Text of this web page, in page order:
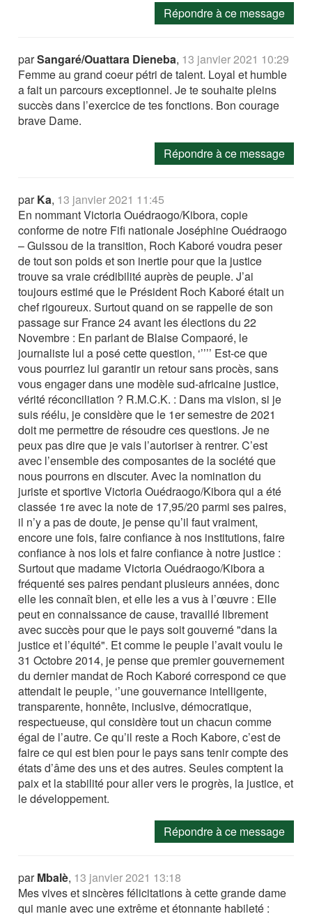
Répondre à ce message
parSangaré/Ouattara Dieneba, 13 janvier 2021 10:29
Femme au grand coeur pétri de talent. Loyal et humble
a fait un parcours exceptionnel. Je te souhaite pleins
succès dans l’exercice de tes fonctions. Bon courage
brave Dame.
Répondre à ce message
parKa, 13 janvier 2021 11:45
En nommant Victoria Ouédraogo/Kibora, copie
conforme de notre Fifi nationale Joséphine Ouédraogo
– Guissou de la transition, Roch Kaboré voudra peser
de tout son poids et son inertie pour que la justice
trouve sa vraie crédibilité auprès de peuple. J’ai
toujours estimé que le Président Roch Kaboré était un
chef rigoureux. Surtout quand on se rappelle de son
passage sur France 24 avant les élections du 22
Novembre : En parlant de Blaise Compaoré, le
journaliste lui a posé cette question, ‘’’’’ Est-ce que
vous pourriez lui garantir un retour sans procès, sans
vous engager dans une modèle sud-africaine justice,
vérité réconciliation ? R.M.C.K. : Dans ma vision, si je
suis réélu, je considère que le 1er semestre de 2021
doit me permettre de résoudre ces questions. Je ne
peux pas dire que je vais l’autoriser à rentrer. C’est
avec l’ensemble des composantes de la société que
nous pourrons en discuter. Avec la nomination du
juriste et sportive Victoria Ouédraogo/Kibora qui a été
classée 1re avec la note de 17,95/20 parmi ses paires,
il n’y a pas de doute, je pense qu’il faut vraiment,
encore une fois, faire confiance à nos institutions, faire
confiance à nos lois et faire confiance à notre justice :
Surtout que madame Victoria Ouédraogo/Kibora a
fréquenté ses paires pendant plusieurs années, donc
elle les connaît bien, et elle les a vus à l’œuvre : Elle
peut en connaissance de cause, travaillé librement
avec succès pour que le pays soit gouverné "dans la
justice et l’équité". Et comme le peuple l’avait voulu le
31 Octobre 2014, je pense que premier gouvernement
du dernier mandat de Roch Kaboré correspond ce que
attendait le peuple, ‘’une gouvernance intelligente,
transparente, honnête, inclusive, démocratique,
respectueuse, qui considère tout un chacun comme
égal de l’autre. Ce qu’il reste a Roch Kabore, c’est de
faire ce qui est bien pour le pays sans tenir compte des
états d’âme des uns et des autres. Seules comptent la
paix et la stabilité pour aller vers le progrès, la justice, et
le développement.
Répondre à ce message
parMbalè, 13 janvier 2021 13:18
Mes vives et sincères félicitations à cette grande dame
qui manie avec une extrême et étonnante habileté :